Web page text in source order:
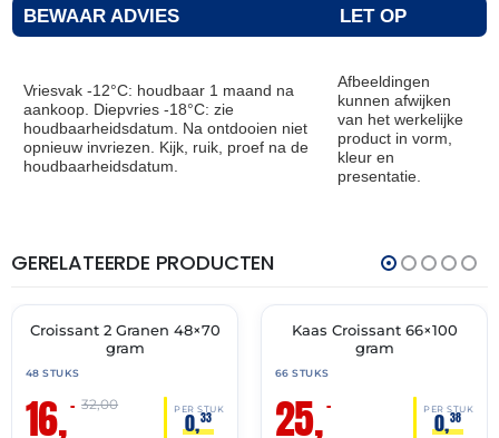
BEWAAR ADVIES LET OP
Vriesvak -12°C: houdbaar 1 maand na
aankoop. Diepvries -18°C: zie
houdbaarheidsdatum. Na ontdooien niet
opnieuw invriezen. Kijk, ruik, proef na de
houdbaarheidsdatum.
Afbeeldingen
kunnen afwijken
van het werkelijke
product in vorm,
kleur en
presentatie.
GERELATEERDE PRODUCTEN
🔥 OP=OP
THT:
28-
Croissant 2 Granen 48×70
gram
48 STUKS
16,– PER STUK
0,33
32,00
🔥 OP=OP
Kaas Croissant 66×100
gram
66 STUKS
25,– PER STUK
0,38